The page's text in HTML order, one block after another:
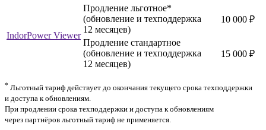
IndorPower Viewer
Продление льготное*
(обновление и техподдержка
12 месяцев)
10 000 ₽
Продление стандартное
(обновление и техподдержка
12 месяцев)
15 000 ₽
* Льготный тариф действует до окончания текущего срока техподдержки
и доступа к обновлениям.
При продлении срока техподдержки и доступа к обновлениям
через партнёров льготный тариф не применяется.